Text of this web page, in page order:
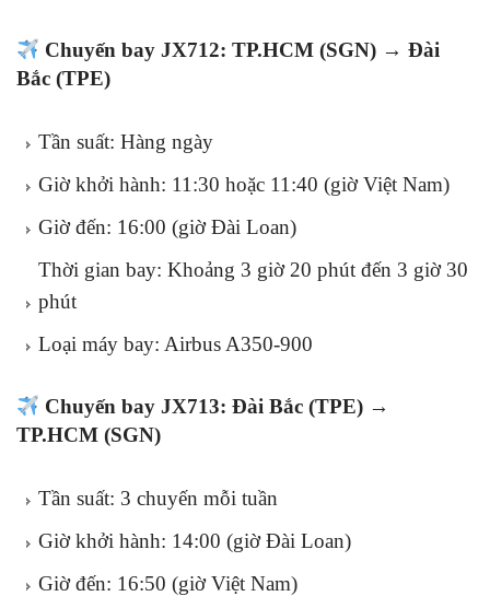
Chuyến bay JX712: TP.HCM (SGN) → Đài
Bắc (TPE)
Tần suất: Hàng ngày
Giờ khởi hành: 11:30 hoặc 11:40 (giờ Việt Nam)
Giờ đến: 16:00 (giờ Đài Loan)
Thời gian bay: Khoảng 3 giờ 20 phút đến 3 giờ 30
phút
Loại máy bay: Airbus A350-900
Chuyến bay JX713: Đài Bắc (TPE) →
TP.HCM (SGN)
Tần suất: 3 chuyến mỗi tuần
Giờ khởi hành: 14:00 (giờ Đài Loan)
Giờ đến: 16:50 (giờ Việt Nam)